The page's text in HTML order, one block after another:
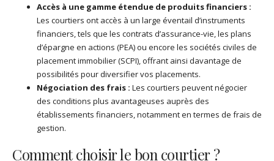
Accès à une gamme étendue de produits financiers :
Les courtiers ont accès à un large éventail d’instruments
financiers, tels que les contrats d’assurance-vie, les plans
d’épargne en actions (PEA) ou encore les sociétés civiles de
placement immobilier (SCPI), offrant ainsi davantage de
possibilités pour diversifier vos placements.
Négociation des frais : Les courtiers peuvent négocier
des conditions plus avantageuses auprès des
établissements financiers, notamment en termes de frais de
gestion.
Comment choisir le bon courtier ?